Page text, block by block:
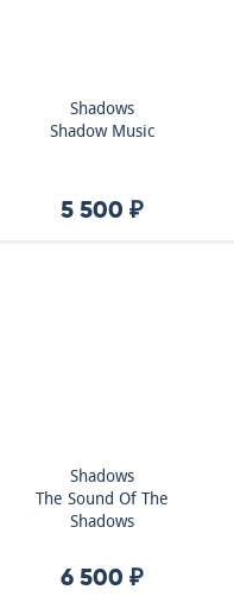
Shadows
Shadow Music
5 500 ₽
Shadows
The Sound Of The
Shadows
6 500 ₽